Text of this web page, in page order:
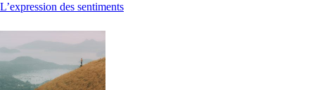
L’expression des sentiments